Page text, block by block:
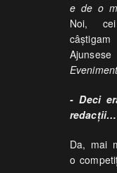
e de o
Noi,
- Deci
redacții…
Da, mai
o